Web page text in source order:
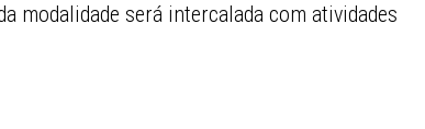
modalidade será intercalada com atividades